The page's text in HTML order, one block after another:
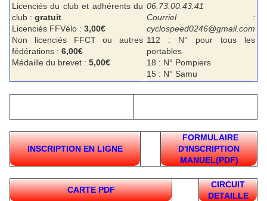
Licenciés du club et adhérents du
club : gratuit
Licenciés FFVélo : 3,00€
Non licenciés FFCT ou autres
fédérations : 6,00€
Médaille du brevet : 5,00€
06.73.00.43.41
Courriel :
cyclospeed0246@gmail.com
112 : N° pour tous les
portables
18 : N° Pompiers
15 : N° Samu
INSCRIPTION EN LIGNE
FORMULAIRE
D'INSCRIPTION
MANUEL(PDF)
CARTE PDF
CIRCUIT
DETAILLE